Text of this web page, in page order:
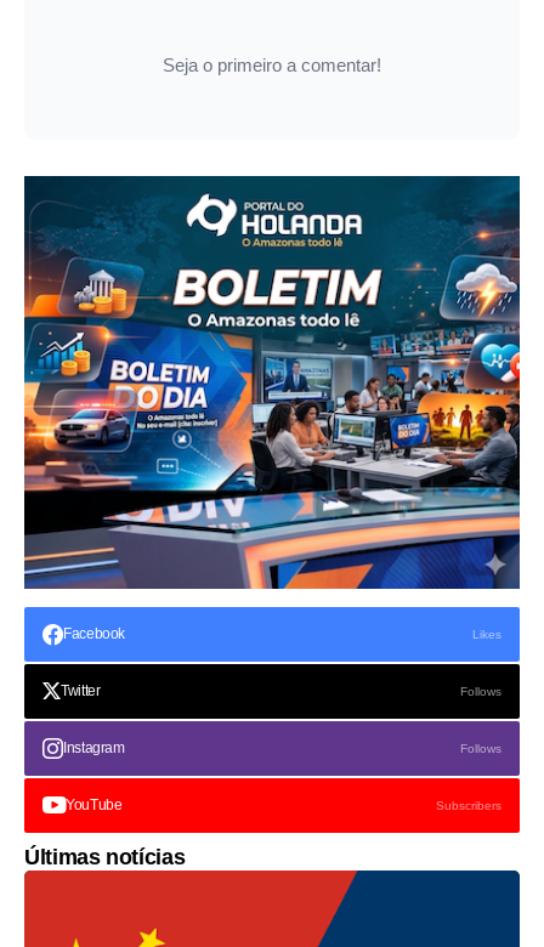
Seja o primeiro a comentar!
Facebook Likes
Twitter Follows
Instagram Follows
YouTube Subscribers
Últimas notícias